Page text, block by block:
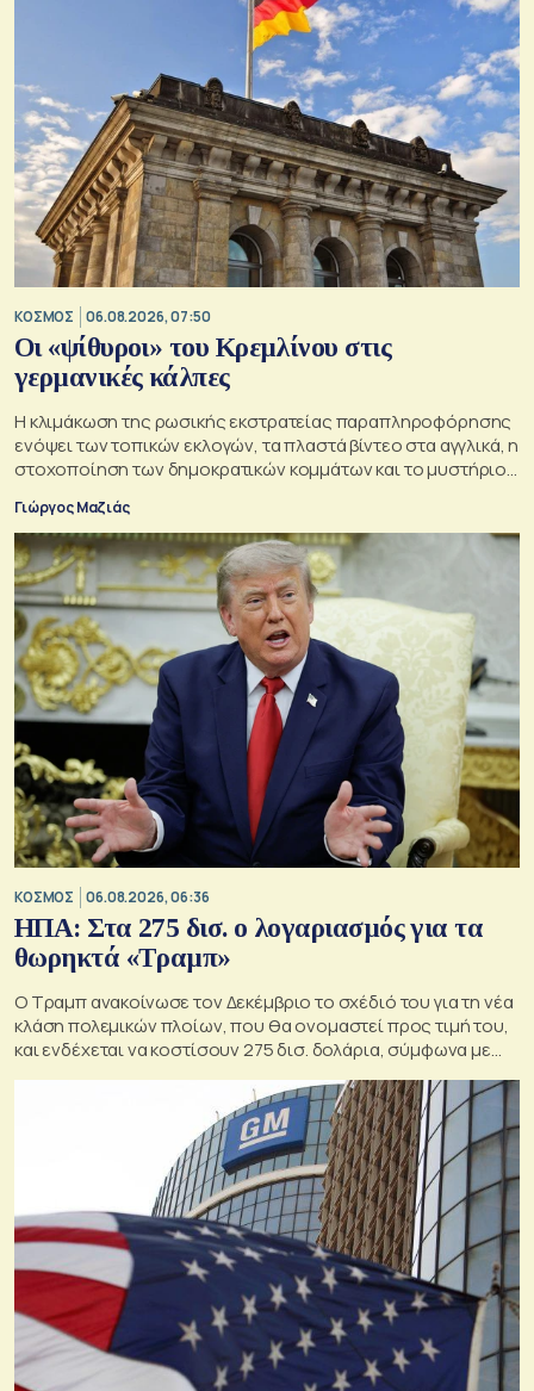
ΚΟΣΜΟΣ 06.08.2026, 07:50
Οι «ψίθυροι» του Κρεμλίνου στις
γερμανικές κάλπες
Η κλιμάκωση της ρωσικής εκστρατείας παραπληροφόρησης
ενόψει των τοπικών εκλογών, τα πλαστά βίντεο στα αγγλικά, η
στοχοποίηση των δημοκρατικών κομμάτων και το μυστήριο
της παράδοξης στρατηγικής.
Γιώργος Μαζιάς
ΚΟΣΜΟΣ 06.08.2026, 06:36
ΗΠΑ: Στα 275 δισ. ο λογαριασμός για τα
θωρηκτά «Τραμπ»
Ο Τραμπ ανακοίνωσε τον Δεκέμβριο το σχέδιό του για τη νέα
κλάση πολεμικών πλοίων, που θα ονομαστεί προς τιμή του,
και ενδέχεται να κοστίσουν 275 δισ. δολάρια, σύμφωνα με